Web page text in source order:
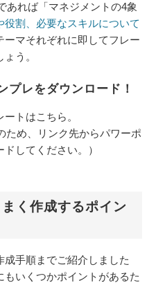
あれば「マネジメントの4象
役割、必要なスキルについて
ーマそれぞれに即してフレー
う。
プレをダウンロード！
トはこちら。
ため、リンク先からパワーポ
してください。）
く作成するポイン
手順までご紹介しました
いくつかポイントがあるた